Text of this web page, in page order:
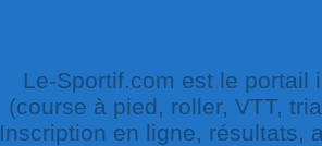
Le-Sportif.com est le portail
(course à pied, roller, VTT,
Inscription en ligne, résultats,